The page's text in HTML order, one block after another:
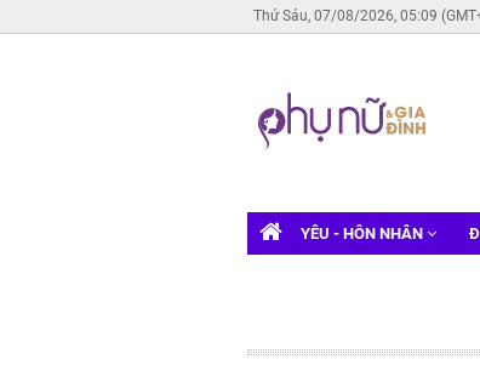
Thứ Sáu, 07/08/2026, 05:09
YÊU - HÔN NHÂN